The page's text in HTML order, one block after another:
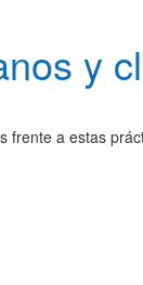
y
frente a estas